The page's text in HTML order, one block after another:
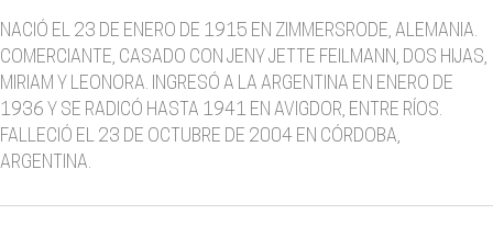
NACIÓ EL 23 DE ENERO DE 1915 EN ZIMMERSRODE, ALEMANIA.
COMERCIANTE, CASADO CON JENY JETTE FEILMANN, DOS HIJAS,
MIRIAM Y LEONORA. INGRESÓ A LA ARGENTINA EN ENERO DE
1936 Y SE RADICÓ HASTA 1941 EN AVIGDOR, ENTRE RÍOS.
FALLECIÓ EL 23 DE OCTUBRE DE 2004 EN CÓRDOBA,
ARGENTINA.